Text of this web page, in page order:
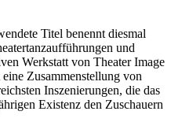
Titel benennt diesmal
und
Werkstatt von Theater Image
Zusammenstellung von
Inszenierungen, die das
Existenz den Zuschauern